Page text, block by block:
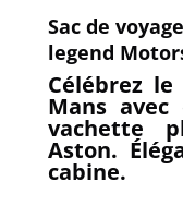
Sac de
legend
Célébrez
Mans
vachette
Aston.
cabine.